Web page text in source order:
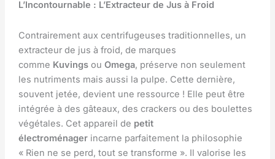
L’Incontournable : L’Extracteur de Jus à Froid
Contrairement aux centrifugeuses traditionnelles, un
extracteur de jus à froid, de marques
comme Kuvingsou Omega, préserve non seulement
les nutriments mais aussi la pulpe. Cette dernière,
souvent jetée, devient une ressource ! Elle peut être
intégrée à des gâteaux, des crackers ou des boulettes
végétales. Cet appareil de petit
électroménagerincarne parfaitement la philosophie
« Rien ne se perd, tout se transforme ». Il valorise les